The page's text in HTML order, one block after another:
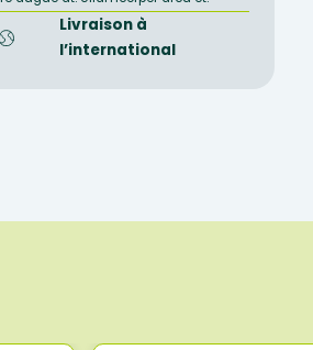
Livraison à
l’international